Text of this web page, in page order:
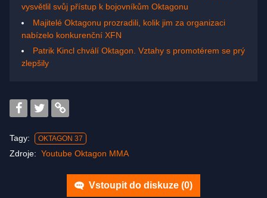
vysvětlil svůj přístup k bojovníkům Oktagonu
Majitelé Oktagonu prozradili, kolik jim za organizaci
nabízelo konkurenční XFN
Patrik Kincl chválí Oktagon. Vztahy s promotérem se prý
zlepšily
Tagy: OKTAGON 37
Zdroje: Youtube Oktagon MMA
Vstoupit do diskuze (0)